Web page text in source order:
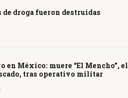
de droga fueron destruidas
en México: muere “El Mencho”, el
tras operativo militar